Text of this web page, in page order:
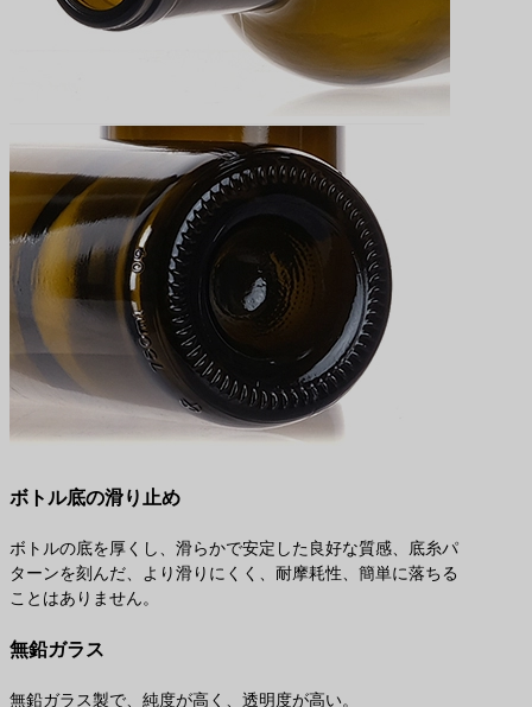
ボトル底の滑り止め
ボトルの底を厚くし、滑らかで安定した良好な質感、底糸パ
ターンを刻んだ、より滑りにくく、耐摩耗性、簡単に落ちる
ことはありません。
無鉛ガラス
無鉛ガラス製で、純度が高く、透明度が高い。